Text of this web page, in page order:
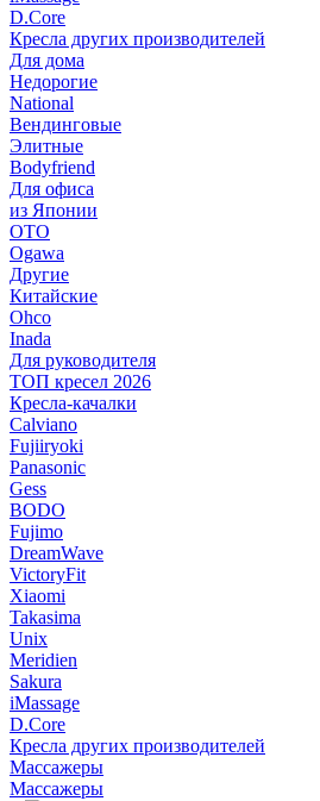
D.Core
Кресла других производителей
Для дома
Недорогие
National
Вендинговые
Элитные
Bodyfriend
Для офиса
из Японии
OTO
Ogawa
Другие
Китайские
Ohco
Inada
Для руководителя
ТОП кресел 2026
Кресла-качалки
Calviano
Fujiiryoki
Panasonic
Gess
BODO
Fujimo
DreamWave
VictoryFit
Xiaomi
Takasima
Unix
Meridien
Sakura
iMassage
D.Core
Кресла других производителей
Массажеры
Массажеры